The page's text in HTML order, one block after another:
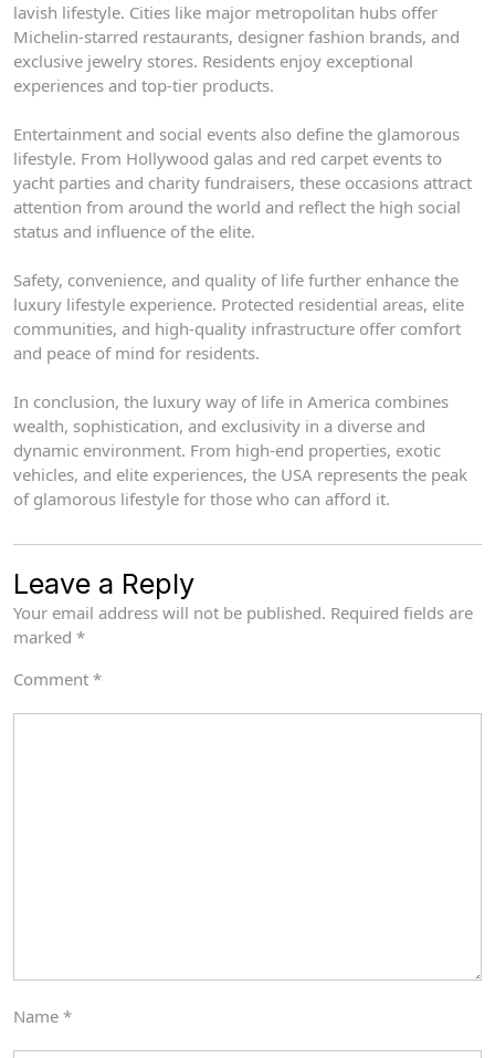
lavish lifestyle. Cities like major metropolitan hubs offer
Michelin-starred restaurants, designer fashion brands, and
exclusive jewelry stores. Residents enjoy exceptional
experiences and top-tier products.
Entertainment and social events also define the glamorous
lifestyle. From Hollywood galas and red carpet events to
yacht parties and charity fundraisers, these occasions attract
attention from around the world and reflect the high social
status and influence of the elite.
Safety, convenience, and quality of life further enhance the
luxury lifestyle experience. Protected residential areas, elite
communities, and high-quality infrastructure offer comfort
and peace of mind for residents.
In conclusion, the luxury way of life in America combines
wealth, sophistication, and exclusivity in a diverse and
dynamic environment. From high-end properties, exotic
vehicles, and elite experiences, the USA represents the peak
of glamorous lifestyle for those who can afford it.
Leave a Reply
Your email address will not be published. Required fields are
marked *
Comment *
Name *